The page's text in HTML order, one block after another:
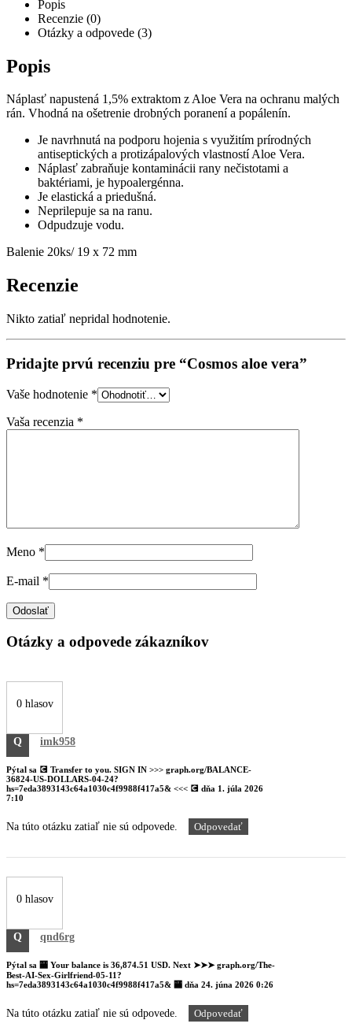
Popis
Recenzie (0)
Otázky a odpovede (3)
Popis
Náplasť napustená 1,5% extraktom z Aloe Vera na ochranu malých
rán. Vhodná na ošetrenie drobných poranení a popálenín.
Je navrhnutá na podporu hojenia s využitím prírodných
antiseptických a protizápalových vlastností Aloe Vera.
Náplasť zabraňuje kontaminácii rany nečistotami a
baktériami, je hypoalergénna.
Je elastická a priedušná.
Neprilepuje sa na ranu.
Odpudzuje vodu.
Balenie 20ks/ 19 x 72 mm
Recenzie
Nikto zatiaľ nepridal hodnotenie.
Pridajte prvú recenziu pre “Cosmos aloe vera”
Vaše hodnotenie *
Vaša recenzia *
Meno *
E-mail *
Otázky a odpovede zákazníkov
0 hlasov
Q imk958
Pýtal sa 💽 Transfer to you. SIGN IN >>> graph.org/BALANCE-
36824-US-DOLLARS-04-24?
hs=7eda3893143c64a1030c4f9988f417a5& <<< 💽 dňa 1. júla 2026
7:10
Na túto otázku zatiaľ nie sú odpovede. Odpovedať
0 hlasov
Q qnd6rg
Pýtal sa 🏧 Your balance is 36,874.51 USD. Next ➤➤➤ graph.org/The-
Best-AI-Sex-Girlfriend-05-11?
hs=7eda3893143c64a1030c4f9988f417a5& 🏧 dňa 24. júna 2026 0:26
Na túto otázku zatiaľ nie sú odpovede. Odpovedať